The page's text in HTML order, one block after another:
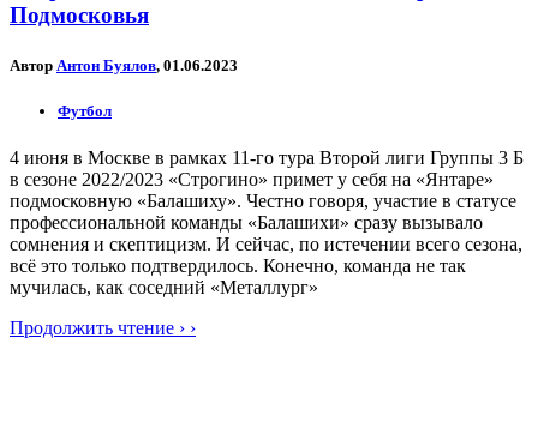
Подмосковья
Автор Антон Буялов, 01.06.2023
Футбол
4 июня в Москве в рамках 11-го тура Второй лиги Группы 3 Б
в сезоне 2022/2023 «Строгино» примет у себя на «Янтаре»
подмосковную «Балашиху». Честно говоря, участие в статусе
профессиональной команды «Балашихи» сразу вызывало
сомнения и скептицизм. И сейчас, по истечении всего сезона,
всё это только подтвердилось. Конечно, команда не так
мучилась, как соседний «Металлург»
Продолжить чтение › ›